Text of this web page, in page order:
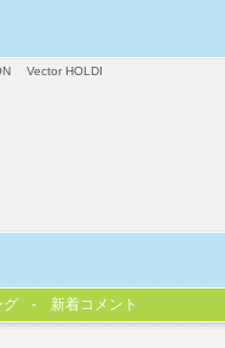
Vector HOLDI
グ 新着コメント